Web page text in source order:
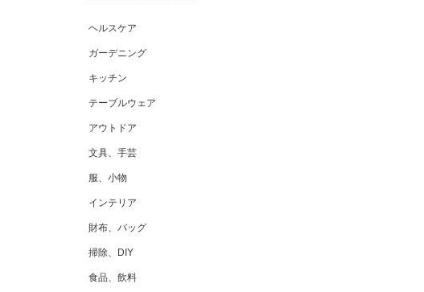
ヘルスケア
ガーデニング
キッチン
テーブルウェア
アウトドア
文具、手芸
服、小物
インテリア
財布、バッグ
掃除、DIY
食品、飲料